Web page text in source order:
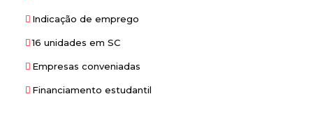
Indicação de emprego
16 unidades em SC
Empresas conveniadas
Financiamento estudantil